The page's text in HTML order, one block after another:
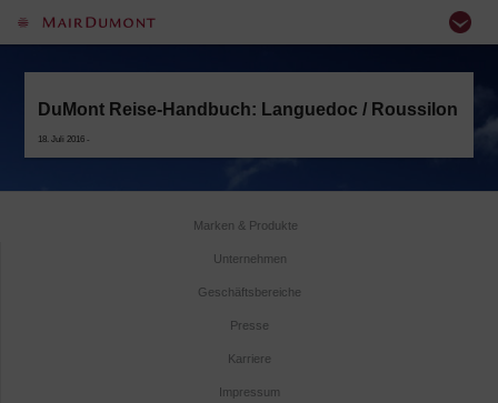
DuMont Reise-Handbuch: Languedoc / Roussilon
18. Juli 2016 -
Marken & Produkte
Unternehmen
Geschäftsbereiche
Presse
Karriere
Impressum